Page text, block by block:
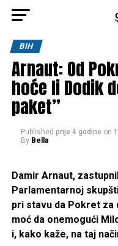
BIH
Arnaut: Od
hoće li Dodik
paket”
Published prije 4 godine on
By Bella
Damir Arnaut,
Parlamentarnoj
pri stavu da Pokret za
moć da onemogući
i, kako kaže, na taj